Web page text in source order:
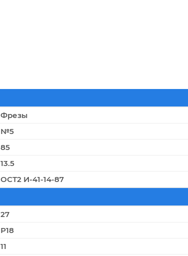
Фрезы
№5
85
13.5
ОСТ2 И-41-14-87
27
Р18
11